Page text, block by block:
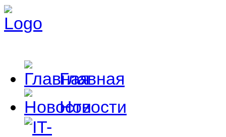
Главная
Новости